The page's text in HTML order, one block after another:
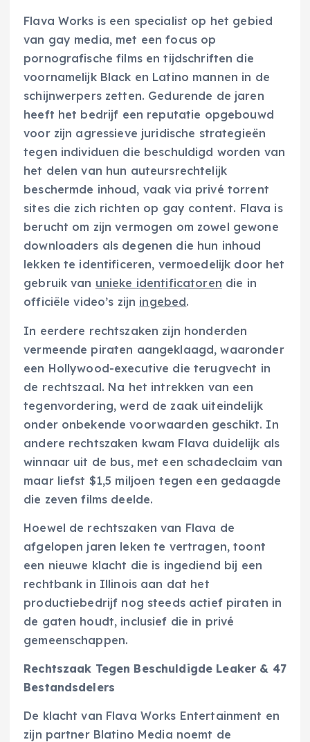
Flava Works is een specialist op het gebied
van gay media, met een focus op
pornografische films en tijdschriften die
voornamelijk Black en Latino mannen in de
schijnwerpers zetten. Gedurende de jaren
heeft het bedrijf een reputatie opgebouwd
voor zijn agressieve juridische strategieën
tegen individuen die beschuldigd worden van
het delen van hun auteursrechtelijk
beschermde inhoud, vaak via privé torrent
sites die zich richten op gay content. Flava is
berucht om zijn vermogen om zowel gewone
downloaders als degenen die hun inhoud
lekken te identificeren, vermoedelijk door het
gebruik van unieke identificatoren die in
officiële video’s zijn ingebed.
In eerdere rechtszaken zijn honderden
vermeende piraten aangeklaagd, waaronder
een Hollywood-executive die terugvecht in
de rechtszaal. Na het intrekken van een
tegenvordering, werd de zaak uiteindelijk
onder onbekende voorwaarden geschikt. In
andere rechtszaken kwam Flava duidelijk als
winnaar uit de bus, met een schadeclaim van
maar liefst $1,5 miljoen tegen een gedaagde
die zeven films deelde.
Hoewel de rechtszaken van Flava de
afgelopen jaren leken te vertragen, toont
een nieuwe klacht die is ingediend bij een
rechtbank in Illinois aan dat het
productiebedrijf nog steeds actief piraten in
de gaten houdt, inclusief die in privé
gemeenschappen.
Rechtszaak Tegen Beschuldigde Leaker & 47
Bestandsdelers
De klacht van Flava Works Entertainment en
zijn partner Blatino Media noemt de